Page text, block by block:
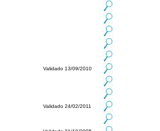
Validado 13/09/2010
Validado 24/02/2011